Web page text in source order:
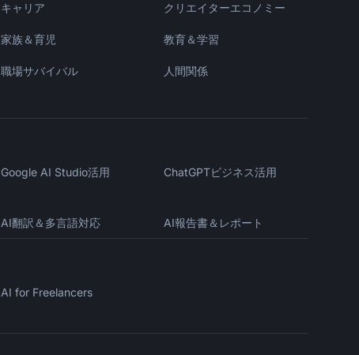
キャリア クリエイターエコノミー
家族＆育児 教育＆学習
職場サバイバル 人間関係
Google AI Studio活用 ChatGPTビジネス活用
AI翻訳＆多言語対応 AI報告書＆レポート
AI for Freelancers